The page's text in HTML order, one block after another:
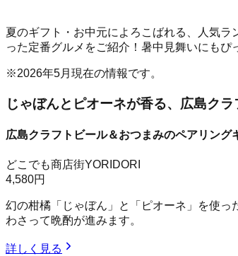
夏のギフト・お中元によろこばれる、人気
った定番グルメをご紹介！暑中見舞いにもぴ
※2026年5月現在の情報です。
じゃぼんとピオーネが香る、広島ク
広島クラフトビール＆おつまみのペアリング
どこでも商店街YORIDORI
4,580円
幻の柑橘「じゃぼん」と「ピオーネ」を使
わさって晩酌が進みます。
詳しく見る